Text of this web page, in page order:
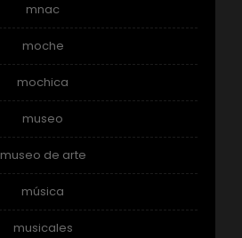
mnac
moche
mochica
museo
museo de arte
música
musicales